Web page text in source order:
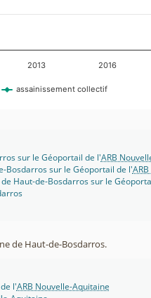
assainissement collectif
2013 2016
sur le Géoportail de l'ARB
Bosdarros sur le Géoportail de l'
Haut-de-Bosdarros sur le
de Haut-de-Bosdarros.
l'ARB Nouvelle-Aquitaine